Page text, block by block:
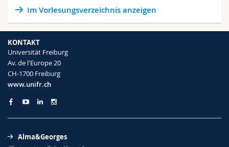
Im Vorlesungsverzeichnis anzeigen
KONTAKT
Universität Freiburg
Av. de l'Europe 20
CH-1700 Freiburg
www.unifr.ch
Alma&Georges